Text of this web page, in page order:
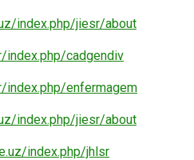
index.php/jiesr/about
index.php/cadgendiv
enfermagem
index.php/jiesr/about
index.php/jhlsr